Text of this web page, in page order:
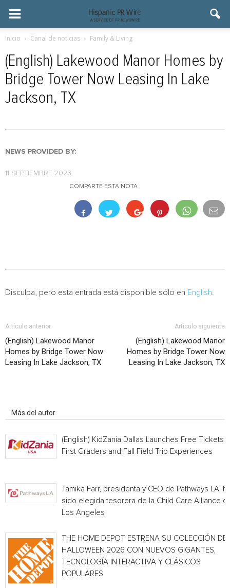
Inicio Canal de noticias Family & Living
(English) Lakewood Manor Homes by
Bridge Tower Now Leasing In Lake
Jackson, TX
NEWS PROVIDED BY:
11 SEPTIEMBRE 2023
COMPARTE ESTA NOTA
Disculpa, pero esta entrada está disponible sólo en English
Artículo anterior
(English) Lakewood Manor
Homes by Bridge Tower Now
Leasing In Lake Jackson, TX
Artículo siguiente
(English) Lakewood Manor
Homes by Bridge Tower Now
Leasing In Lake Jackson, TX
Más del autor
(English) KidZania Dallas Launches Free Tickets
First Graders and Fall Field Trip Experiences
Tamika Farr, presidenta y CEO de Pathways LA,
sido elegida tesorera de la Child Care Alliance of
Los Angeles
THE HOME DEPOT ESTRENA SU COLECCIÓN DE
HALLOWEEN 2026 CON NUEVOS GIGANTES,
TECNOLOGÍA INTERACTIVA Y CLÁSICOS
POPULARES